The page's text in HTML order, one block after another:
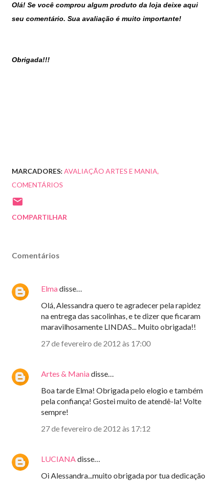
Olá! Se você comprou algum produto da loja deixe aqui
seu comentário. Sua avaliação é muito importante!
Obrigada!!!
MARCADORES: AVALIAÇÃO ARTES E MANIA
COMENTÁRIOS
COMPARTILHAR
Comentários
Elmadisse…
Olá, Alessandra quero te agradecer pela rapidez
na entrega das sacolinhas, e te dizer que ficaram
maravilhosamente LINDAS... Muito obrigada!!
27 de fevereiro de 2012 às 17:00
Artes & Maniadisse…
Boa tarde Elma! Obrigada pelo elogio e também
pela confiança! Gostei muito de atendê-la! Volte
sempre!
27 de fevereiro de 2012 às 17:12
LUCIANAdisse…
Oi Alessandra...muito obrigada por tua dedicação